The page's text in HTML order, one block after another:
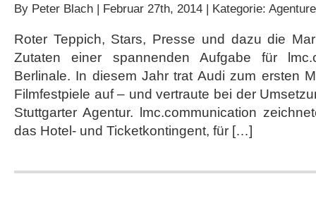
By Peter Blach | Februar 27th, 2014 | Kategorie:
Roter Teppich, Stars, Presse und dazu die
Zutaten einer spannenden Aufgabe für
Berlinale. In diesem Jahr trat Audi zum ersten
Filmfestpiele auf – und vertraute bei der
Stuttgarter Agentur. lmc.communication
das Hotel- und Ticketkontingent, für […]